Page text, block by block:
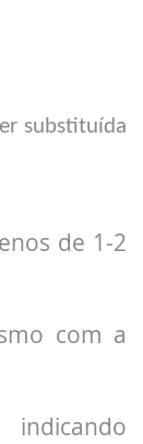
substituída
de 1-2
com a